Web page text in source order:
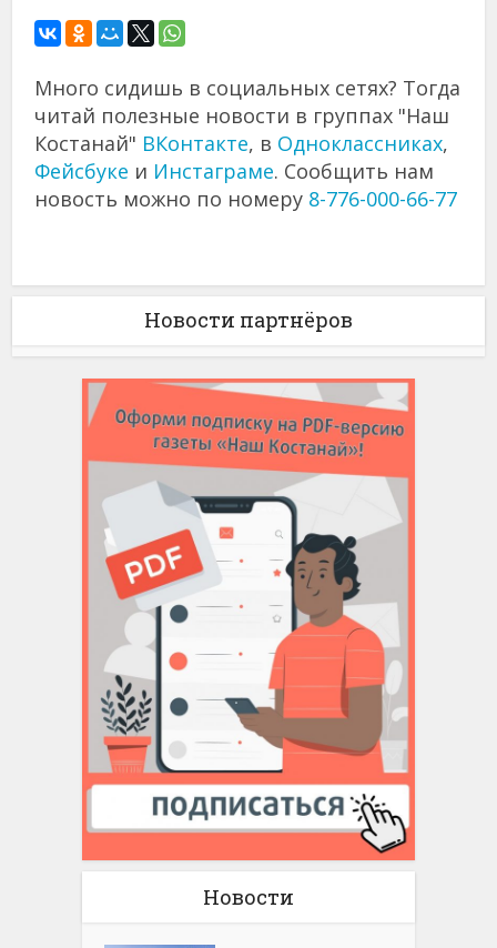
Много сидишь в социальных сетях? Тогда
читай полезные новости в группах "Наш
Костанай" ВКонтакте, в Одноклассниках,
Фейсбуке и Инстаграме. Сообщить нам
новость можно по номеру 8-776-000-66-77
Новости партнёров
Новости